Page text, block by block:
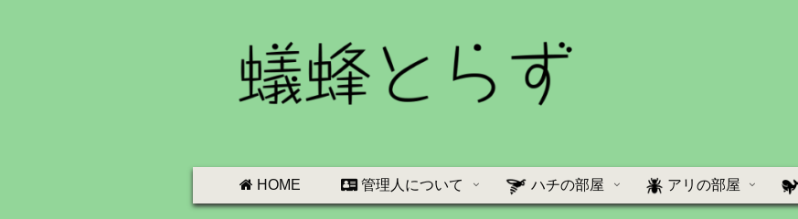
HOME 管理人について ハチの部屋 アリの部屋